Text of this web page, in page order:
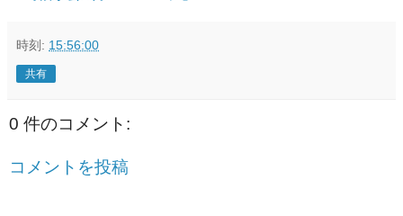
時刻: 15:56:00
共有
0 件のコメント:
コメントを投稿